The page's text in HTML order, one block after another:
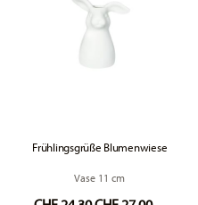
Frühlingsgrüße Blumenwiese
Vase 11 cm
Price reduced from
to